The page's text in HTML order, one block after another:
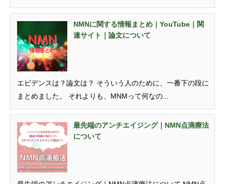
NMNに関する情報まとめ｜YouTube｜関
連サイト｜論文について
エビデンスは？論文は？ そういう人のために、一番下の段に
まとめました。 それよりも、MNMって何なの...
最先端のアンチエイジング｜NMN点滴療法
について